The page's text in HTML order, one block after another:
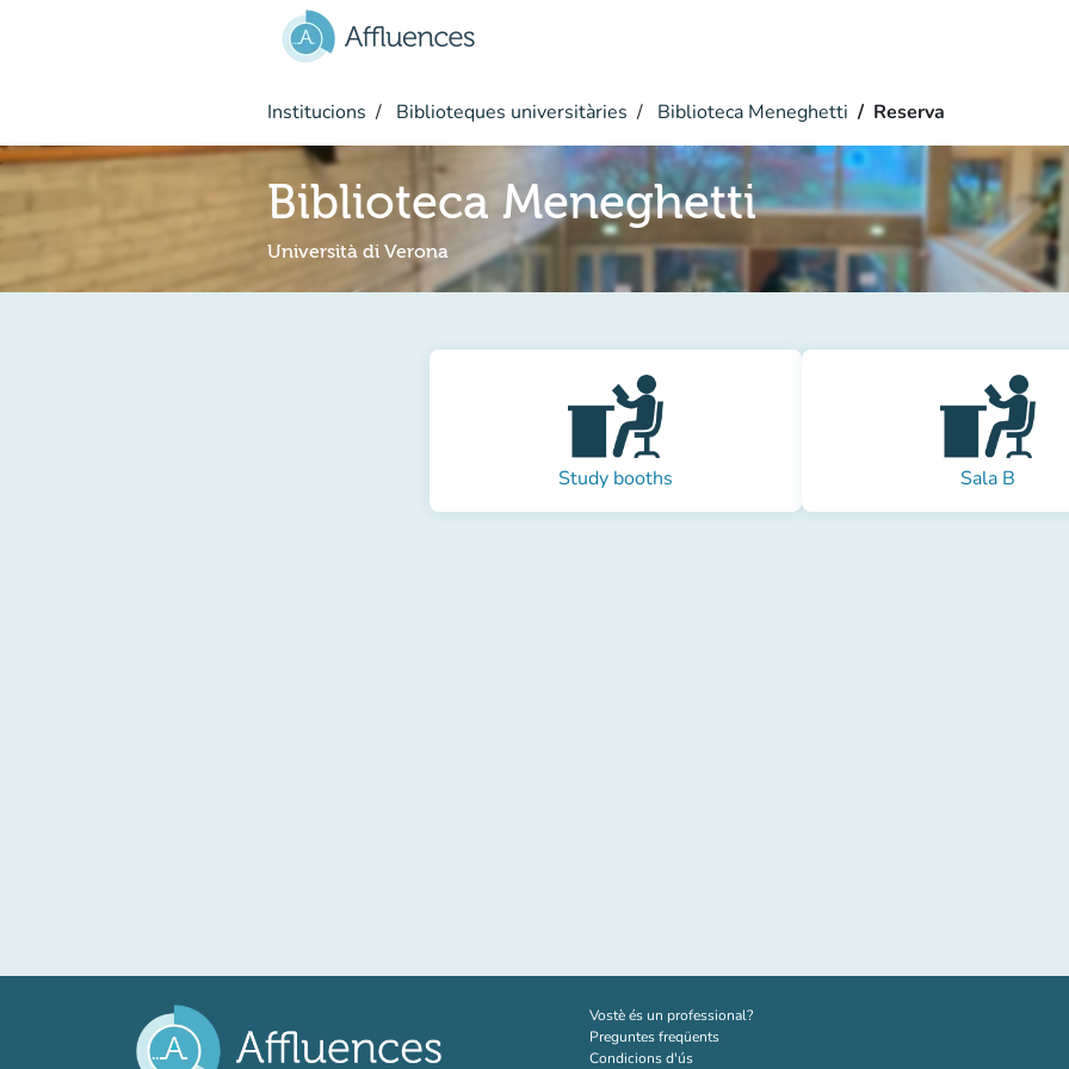
Institucions Biblioteques universitàries Biblioteca Meneghetti Reserva
Biblioteca Meneghetti
Università di Verona
Study booths Sala B
Vostè és un professional?(new tab)
Preguntes freqüents
Condicions d'ús